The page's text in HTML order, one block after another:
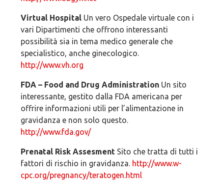
Virtual HospitalUn vero Ospedale virtuale con i
vari Dipartimenti che offrono interessanti
possibilità sia in tema medico generale che
specialistico, anche ginecologico.
http://www.vh.org
FDA – Food and Drug AdministrationUn sito
interessante, gestito dalla FDA americana per
offrire informazioni utili per l’alimentazione in
gravidanza e non solo questo.
http://www.fda.gov/
Prenatal Risk AssesmentSito che tratta di tutti i
fattori di rischio in gravidanza. http://www.w-
cpc.org/pregnancy/teratogen.html